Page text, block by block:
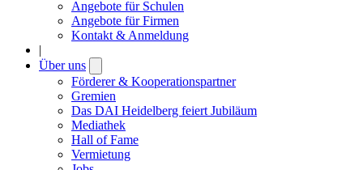
Angebote für Schulen
Angebote für Firmen
Kontakt & Anmeldung
|
Über uns
submenu
Förderer & Kooperationspartner
Gremien
Das DAI Heidelberg feiert Jubiläum
Mediathek
Hall of Fame
Vermietung